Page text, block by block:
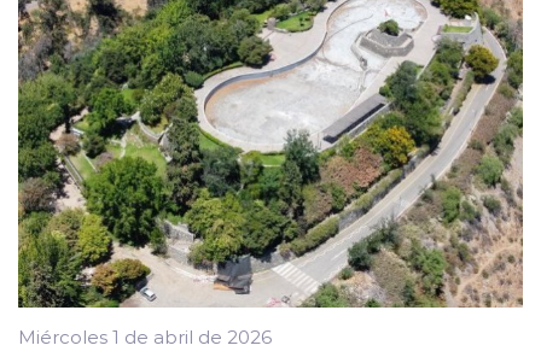
Miércoles 1 de abril de 2026